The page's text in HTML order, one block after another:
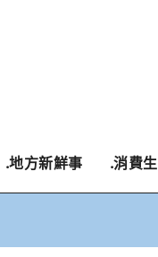
.地方新鮮事 .消費